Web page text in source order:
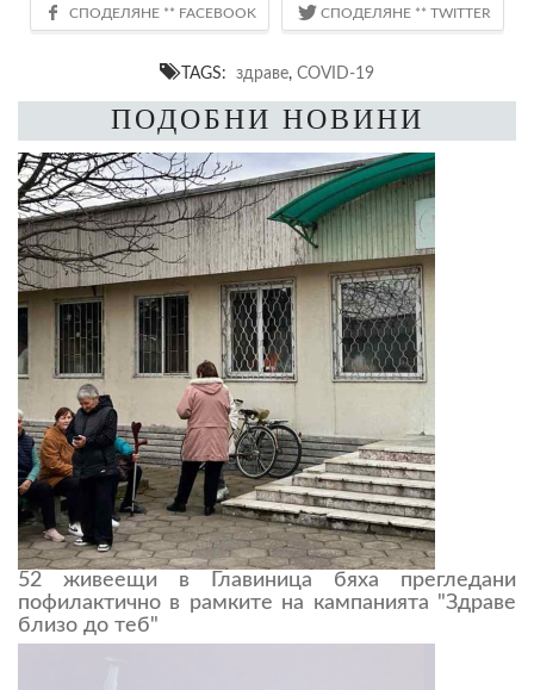
TAGS: здраве, COVID-19
ПОДОБНИ НОВИНИ
52 живеещи в Главиница бяха прегледани
пофилактично в рамките на кампанията "Здраве
близо до теб"